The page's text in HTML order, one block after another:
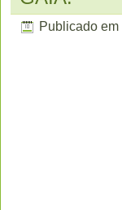
Publicado em